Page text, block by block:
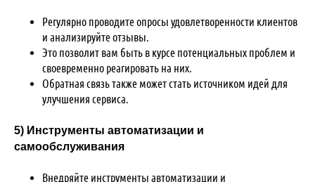
Регулярно проводите опросы удовлетворенности клиентов
и анализируйте отзывы.
Это позволит вам быть в курсе потенциальных проблем и
своевременно реагировать на них.
Обратная связь также может стать источником идей для
улучшения сервиса.
5) Инструменты автоматизации и
самообслуживания
Внедряйте инструменты автоматизации и